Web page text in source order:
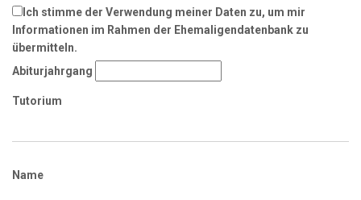
Ich stimme der Verwendung meiner Daten zu, um mir
Informationen im Rahmen der Ehemaligendatenbank zu
übermitteln.
Abiturjahrgang
Tutorium
Name